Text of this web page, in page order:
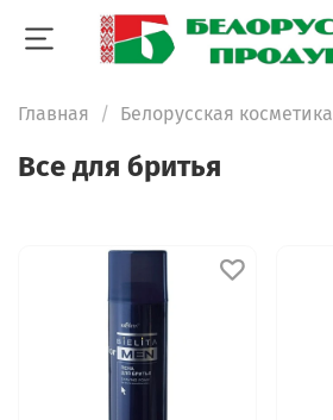
Главная Белорусская косметика
Все для бритья